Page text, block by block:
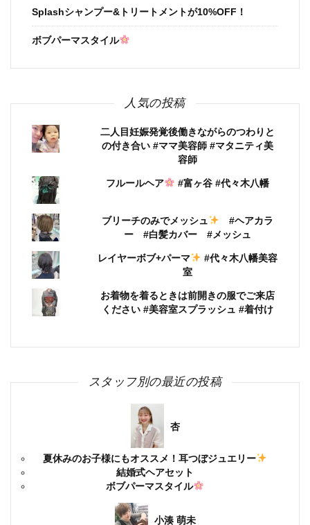
Splashシャンプー&トリートメントが10%OFF！
ボブパーマスタイル
人気の投稿
二人目妊娠発覚後働きながらのつわりと
の付き合い #ママ美容師 #マタニティ美
容師
フルールヘア #富ヶ谷 #代々木八幡
ブリーチのみでメッシュ
#ヘアカラ
ー #白髪カバー #メッシュ
レイヤーボブ+パーマ
#代々木八幡美容
室
お着物を着るときは前開きの服でご来店
ください #美容室スプラッシュ #着付け
スタッフ別の最近の投稿
杏
夏休みのお子様にもオススメ！耳つぼジュエリー
結婚式ヘアセット
ボブパーマスタイル
小湊 萌未